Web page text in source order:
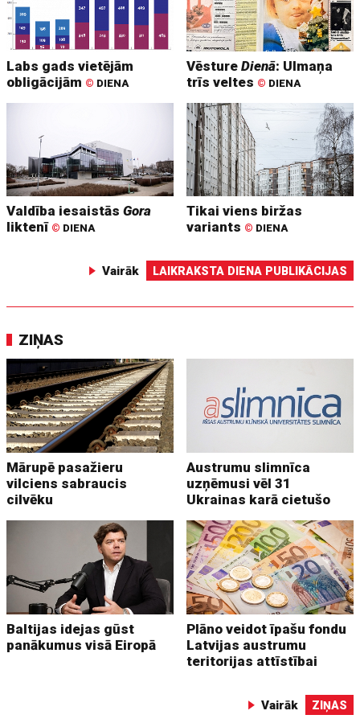
Labs gads vietējām
obligācijām © DIENA
VēstureDienā: Ulmaņa
trīs veltes © DIENA
Valdība iesaistāsGora
liktenī © DIENA
Tikai viens biržas
variants © DIENA
Vairāk LAIKRAKSTA DIENA PUBLIKĀCIJAS
ZIŅAS
Mārupē pasažieru
vilciens sabraucis
cilvēku
Austrumu slimnīca
uzņēmusi vēl 31
Ukrainas karā cietušo
Baltijas idejas gūst
panākumus visā Eiropā
Plāno veidot īpašu fondu
Latvijas austrumu
teritorijas attīstībai
Vairāk ZIŅAS